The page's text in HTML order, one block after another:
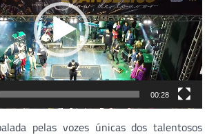
00:28
pelas vozes únicas dos talentosos